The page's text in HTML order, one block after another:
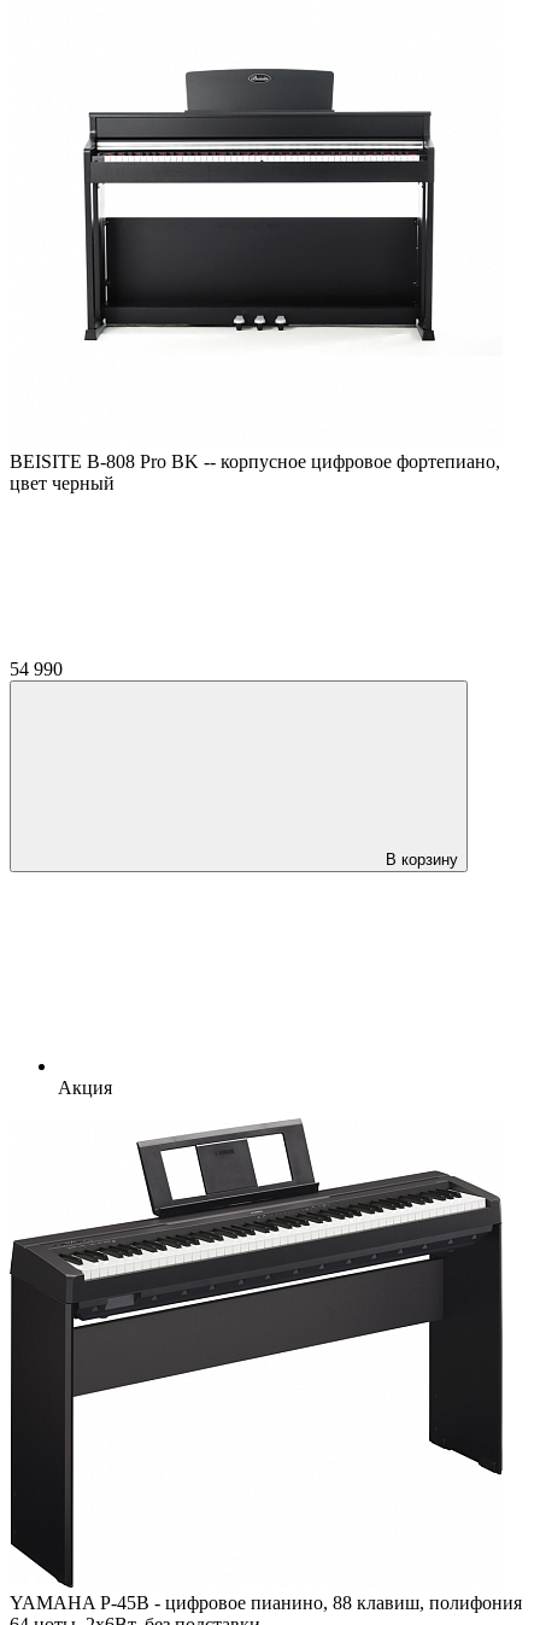
BEISITE B-808 Pro BK -- корпусное цифровое фортепиано,
цвет черный
54 990
В корзину
Акция
YAMAHA P-45B - цифровое пианино, 88 клавиш, полифония